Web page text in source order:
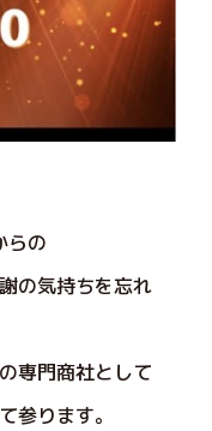
らの
の気持ちを忘れ
専門商社として
参ります。